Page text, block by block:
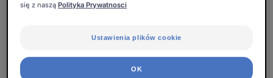
96% naturalnych składników.
się z nasząPolityka Prywatnosci
Ustawienia plików cookie
OK